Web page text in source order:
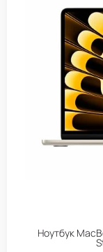
Ноутбук